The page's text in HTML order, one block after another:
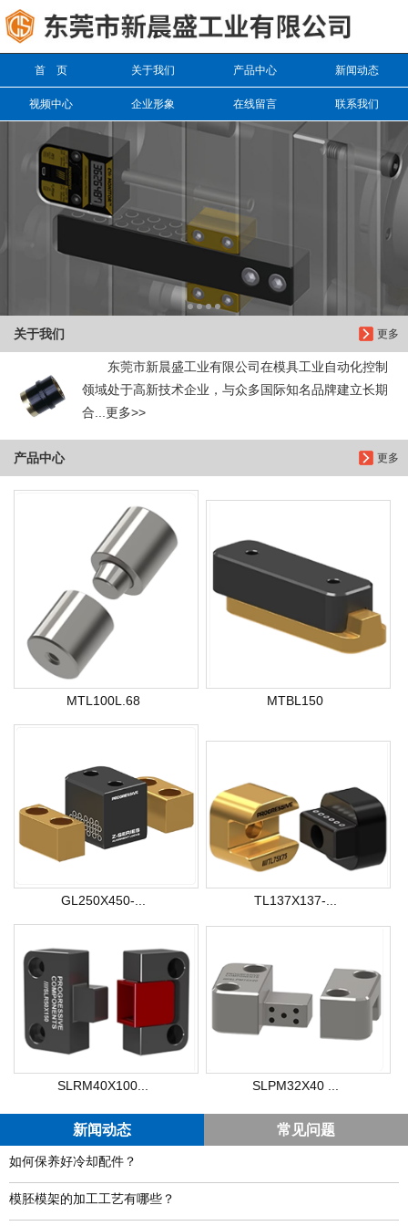
首 页 关于我们 产品中心 新闻动态
视频中心 企业形象 在线留言 联系我们
更多
关于我们
东莞市新晨盛工业有限公司在模具工业自动化控制
领域处于高新技术企业，与众多国际知名品牌建立长期
合...更多>>
更多
产品中心
MTL100L.68 MTBL150
GL250X450-... TL137X137-...
SLRM40X100... SLPM32X40 ...
新闻动态 常见问题
如何保养好冷却配件？
模胚模架的加工工艺有哪些？
信息搜索
搜索